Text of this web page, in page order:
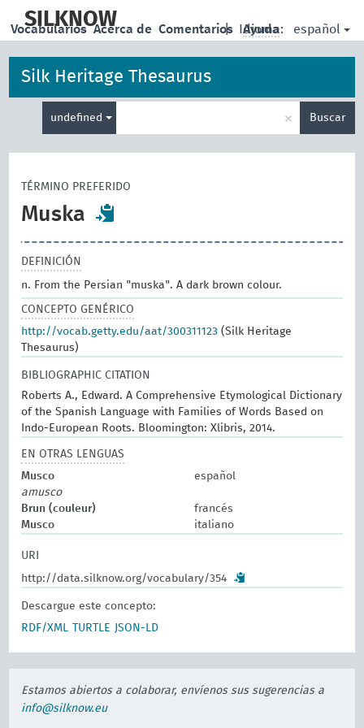
main
SILKNOW | Idioma: español
Vocabularios Acerca de Comentarios Ayuda
Silk Heritage Thesaurus
undefined × Buscar
TÉRMINO PREFERIDO
Muska
DEFINICIÓN
n. From the Persian "muska". A dark brown colour.
CONCEPTO GENÉRICO
http://vocab.getty.edu/aat/300311123 (Silk Heritage
Thesaurus)
BIBLIOGRAPHIC CITATION
Roberts A., Edward. A Comprehensive Etymological Dictionary
of the Spanish Language with Families of Words Based on
Indo-European Roots. Bloomington: Xlibris, 2014.
EN OTRAS LENGUAS
Musco
español
amusco
Brun (couleur)
francés
Musco
italiano
URI
http://data.silknow.org/vocabulary/354
Descargue este concepto:
RDF/XML
TURTLE JSON-LD
Estamos abiertos a colaborar, envíenos sus sugerencias a
info@silknow.eu